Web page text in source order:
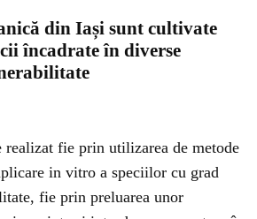
din Iași sunt cultivate
încadrate în diverse
realizat fie prin utilizarea de metode
in vitro a speciilor cu grad
fie prin preluarea unor